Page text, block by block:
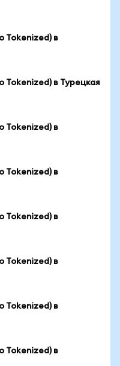
Tokenized) в
Tokenized) в Турецкая
Tokenized) в
Tokenized) в
Tokenized) в
Tokenized) в
Tokenized) в
Tokenized) в